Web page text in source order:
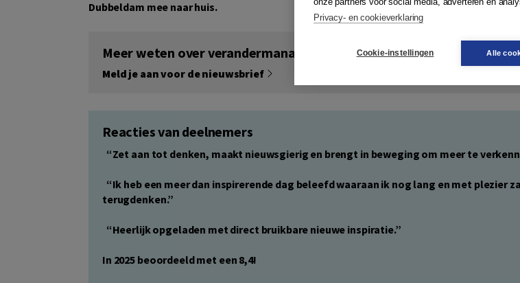
Dubbeldam mee naar huis.
Meer weten over verandermanagement?
Meld je aan voor de nieuwsbrief
Reacties van deelnemers
“Zet aan tot denken, maakt nieuwsgierig en brengt in beweging om meer te
“Ik heb een meer dan inspirerende dag beleefd waaraan ik nog lang en met plezier
terugdenken.”
“Heerlijk opgeladen met direct bruikbare nieuwe inspiratie.”
In 2025 beoordeeld met een 8,4!
Privacy- en cookieverklaring
Cookie-instellingen Alle